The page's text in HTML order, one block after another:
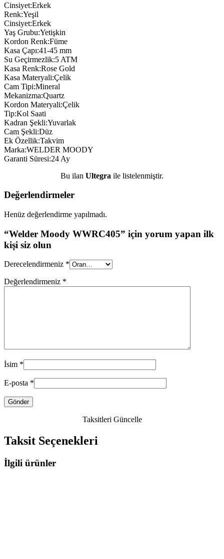
Cinsiyet:Erkek
Renk:Yeşil
Cinsiyet:Erkek
Yaş Grubu:Yetişkin
Kordon Renk:Füme
Kasa Çapı:41-45 mm
Su Geçirmezlik:5 ATM
Kasa Renk:Rose Gold
Kasa Materyali:Çelik
Cam Tipi:Mineral
Mekanizma:Quartz
Kordon Materyali:Çelik
Tip:Kol Saati
Kadran Şekli:Yuvarlak
Cam Şekli:Düz
Ek Özellik:Takvim
Marka:WELDER MOODY
Garanti Süresi:24 Ay
Bu ilan Ultegra ile listelenmiştir.
Değerlendirmeler
Henüz değerlendirme yapılmadı.
“Welder Moody WWRC405” için yorum yapan ilk
kişi siz olun
Derecelendirmeniz *
Değerlendirmeniz *
İsim *
E-posta *
Taksitleri Güncelle
Taksit Seçenekleri
İlgili ürünler